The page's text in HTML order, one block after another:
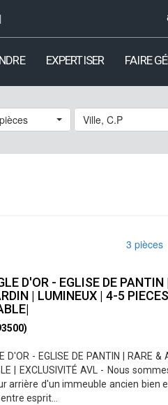
EXPERTISER FAIRE
Ville, C.P
3 pièces
D'OR - EGLISE DE
| LUMINEUX | 4-5
D'OR - EGLISE DE PANTIN | RARE
| EXCLUSIVITÉ AVL - Nous
arrière d'un immeuble ancien bien
esprit...